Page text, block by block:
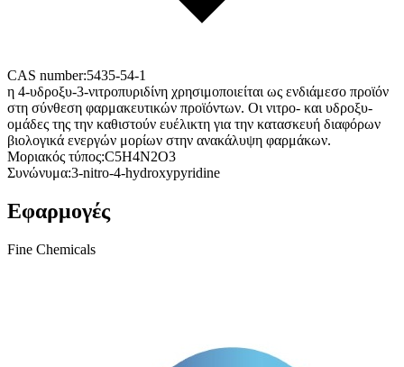
CAS number:5435-54-1
η 4-υδροξυ-3-νιτροπυριδίνη χρησιμοποιείται ως ενδιάμεσο προϊόν
στη σύνθεση φαρμακευτικών προϊόντων. Οι νιτρο- και υδροξυ-
ομάδες της την καθιστούν ευέλικτη για την κατασκευή διαφόρων
βιολογικά ενεργών μορίων στην ανακάλυψη φαρμάκων.
Μοριακός τύπος:C5H4N2O3
Συνώνυμα:3-nitro-4-hydroxypyridine
Εφαρμογές
Fine Chemicals